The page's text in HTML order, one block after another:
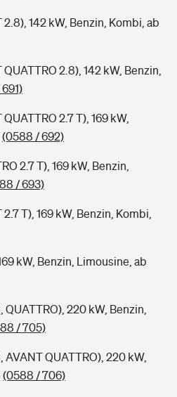
142 kW, Benzin, Kombi, ab
2.8), 142 kW, Benzin,
2.7 T), 169 kW,
(0588 / 692)
2.7 T), 169 kW, Benzin,
/ 693)
T), 169 kW, Benzin, Kombi,
kW, Benzin, Limousine, ab
220 kW, Benzin,
/ 705)
QUATTRO), 220 kW,
(0588 / 706)